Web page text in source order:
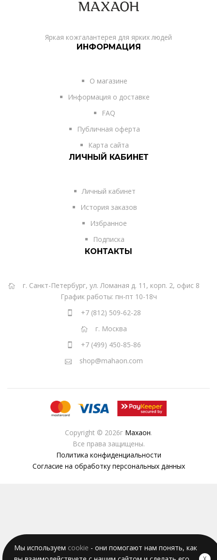
Яркая кожгалантерея для ярких людей
ИНФОРМАЦИЯ
О магазине
Информация о доставке
FAQ
Публичная оферта
Карта сайта
ЛИЧНЫЙ КАБИНЕТ
Личный кабинет
История заказов
Избранное
Подписка
КОНТАКТЫ
г. Санкт-Петербург, ул. Ломаная д. 11, корп. 2, офис 8
График работы: пн-пт 10-18ч
+7 (812) 509-62-28
г. Москва
+7 (499) 450-85-86
shop@mahaon.com
Copyright © 2026г Махаон.
Все права защищены.
Политика конфиденциальности
Согласие на обработку персональных данных
Мы используем cookie - они помогают нам понять, как
╳